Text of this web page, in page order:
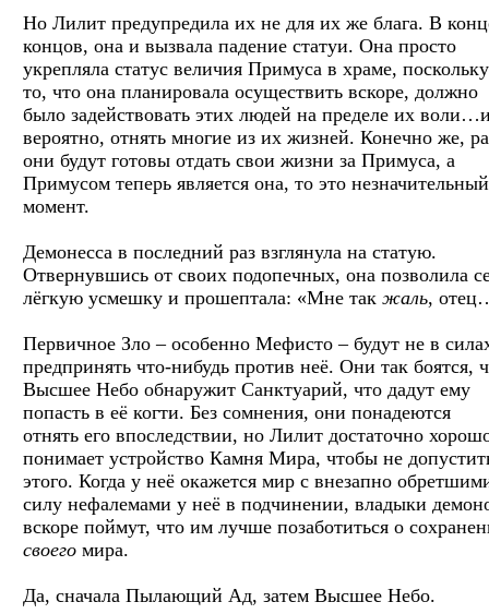
Но Лилит предупредила их не для их же блага. В
концов, она и вызвала падение статуи. Она просто
укрепляла статус величия Примуса в храме, поскольку
то, что она планировала осуществить вскоре, должно
было задействовать этих людей на пределе их
вероятно, отнять многие из их жизней. Конечно же,
они будут готовы отдать свои жизни за Примуса, а
Примусом теперь является она, то это незначительный
момент.
Демонесса в последний раз взглянула на статую.
Отвернувшись от своих подопечных, она позволила
лёгкую усмешку и прошептала: «Мне так жаль,
Первичное Зло – особенно Мефисто – будут не в
предпринять что-нибудь против неё. Они так боятся,
Высшее Небо обнаружит Санктуарий, что дадут ему
попасть в её когти. Без сомнения, они понадеются
отнять его впоследствии, но Лилит достаточно
понимает устройство Камня Мира, чтобы не
этого. Когда у неё окажется мир с внезапно
силу нефалемами у неё в подчинении, владыки
вскоре поймут, что им лучше позаботиться о
своего мира.
Да, сначала Пылающий Ад, затем Высшее Небо.